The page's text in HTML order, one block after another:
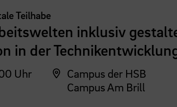
Teilhabe
inklusiv
in der
Uhr
Campus der HSB
Campus Am Brill